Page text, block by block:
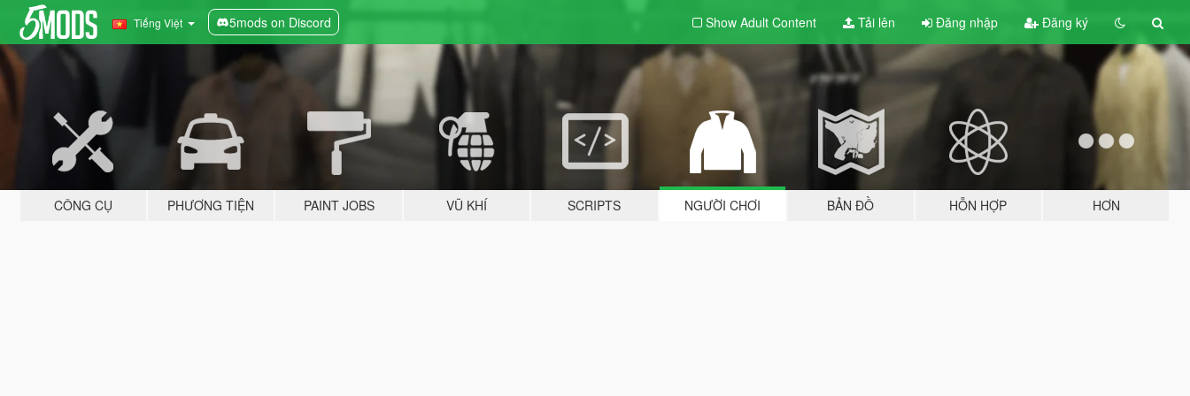
Tiếng Việt 5mods on Discord Show Adult Content Tải lên Đăng nhập Đăng ký
CÔNG CỤ PHƯƠNG TIỆN PAINT JOBS VŨ KHÍ SCRIPTS NGƯỜI CHƠI BẢN ĐỒ HỖN HỢP HƠN